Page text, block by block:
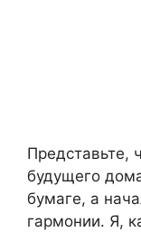
Представьте,
будущего
бумаге, а
гармонии. Я,